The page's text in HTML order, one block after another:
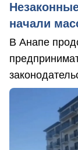
начали
В Анапе